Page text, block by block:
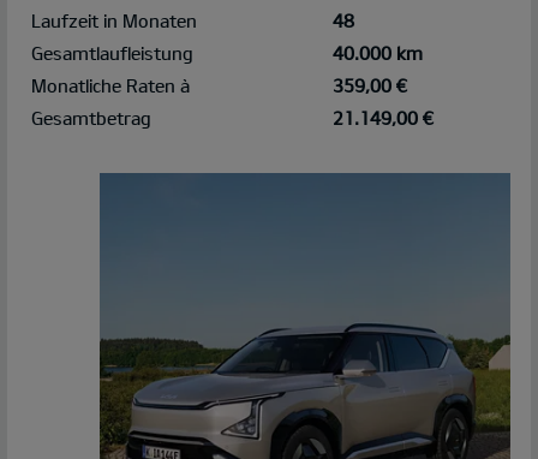
Laufzeit in Monaten
48
Gesamtlaufleistung
40.000 km
Monatliche Raten à
359,00 €
Gesamtbetrag
21.149,00 €